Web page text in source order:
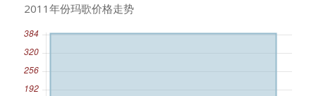
2011年份玛歌价格走势